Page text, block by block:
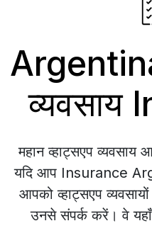
व्यवसाय
महान व्हाट्सएप व्यवसाय
यदि आप Insurance
आपको व्हाट्सएप
उनसे संपर्क करें। वे